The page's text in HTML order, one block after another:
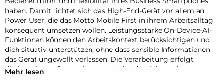
haben. Damit richtet sich das High-End-Gerät vor allem an
Power User, die das Motto Mobile First in ihrem Arbeitsalltag
konsequent umsetzen wollen. Leistungsstarke On-Device-AI-
Funktionen können den Arbeitskontext berücksichtigen und
dich situativ unterstützen, ohne dass sensible Informationen
das Gerät ungewollt verlassen. Die Verarbeitung erfolgt
direkt auf dem Smartphone und wird durch integrierte
Mehr lesen